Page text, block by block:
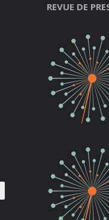
REVUE DE